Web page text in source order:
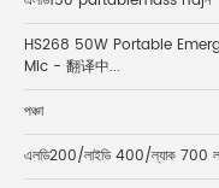
HS268 50W Portable
Mic - 翻译中...
পঞ্চা
এলডি200/লাইডি 400/ল্যাক 700